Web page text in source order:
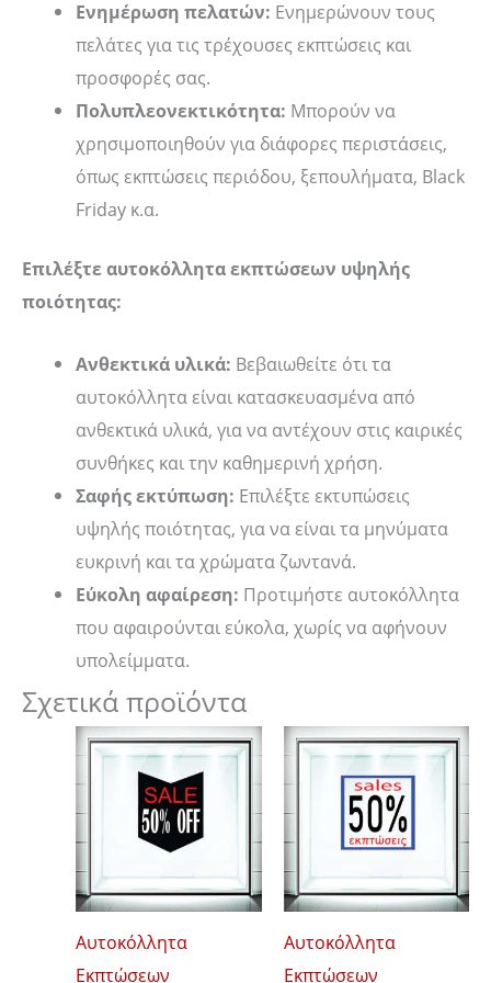
Ενημέρωση πελατών: Ενημερώνουν τους
πελάτες για τις τρέχουσες εκπτώσεις και
προσφορές σας.
Πολυπλεονεκτικότητα: Μπορούν να
χρησιμοποιηθούν για διάφορες περιστάσεις,
όπως εκπτώσεις περιόδου, ξεπουλήματα, Black
Friday κ.α.
Επιλέξτε αυτοκόλλητα εκπτώσεων υψηλής
ποιότητας:
Ανθεκτικά υλικά: Βεβαιωθείτε ότι τα
αυτοκόλλητα είναι κατασκευασμένα από
ανθεκτικά υλικά, για να αντέχουν στις καιρικές
συνθήκες και την καθημερινή χρήση.
Σαφής εκτύπωση: Επιλέξτε εκτυπώσεις
υψηλής ποιότητας, για να είναι τα μηνύματα
ευκρινή και τα χρώματα ζωντανά.
Εύκολη αφαίρεση: Προτιμήστε αυτοκόλλητα
που αφαιρούνται εύκολα, χωρίς να αφήνουν
υπολείμματα.
Σχετικά προϊόντα
Αυτοκόλλητα
Εκπτώσεων
Price
range:
through
18,00 €
Αυτό
το
προϊόν
έχει
πολλαπλές
παραλλαγές.
Οι
Αυτοκόλλητα
Εκπτώσεων
Price
range:
through
18,00 €
Αυτό
το
προϊόν
έχει
πολλαπλές
Οι